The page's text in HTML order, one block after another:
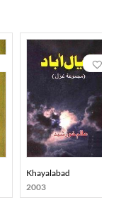
Khayalabad
2003